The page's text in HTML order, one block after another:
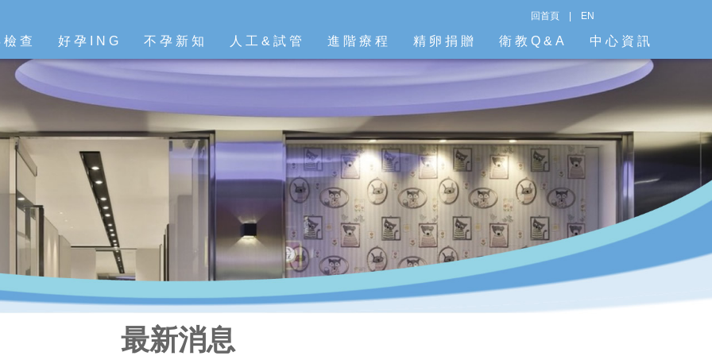
回首頁| EN
查 好孕ING 不孕新知 人工&試管 進階療程 精卵捐贈 衛教Q&A 中心資訊
最新消息